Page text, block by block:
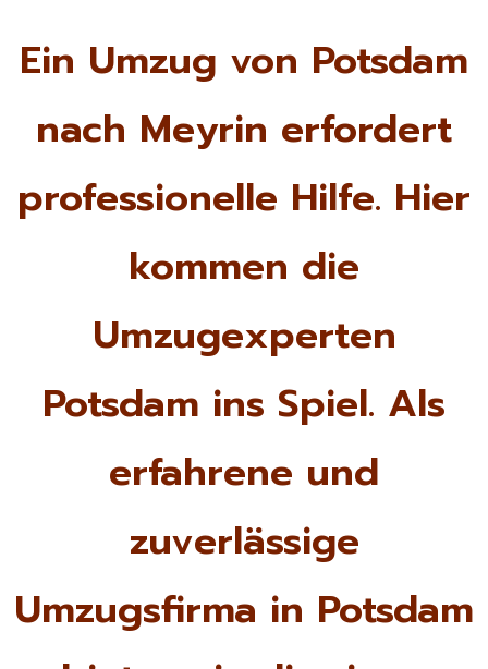
Ein Umzug von Potsdam
nach Meyrin erfordert
professionelle Hilfe. Hier
kommen die
Umzugexperten
Potsdam ins Spiel. Als
erfahrene und
zuverlässige
Umzugsfirma in Potsdam